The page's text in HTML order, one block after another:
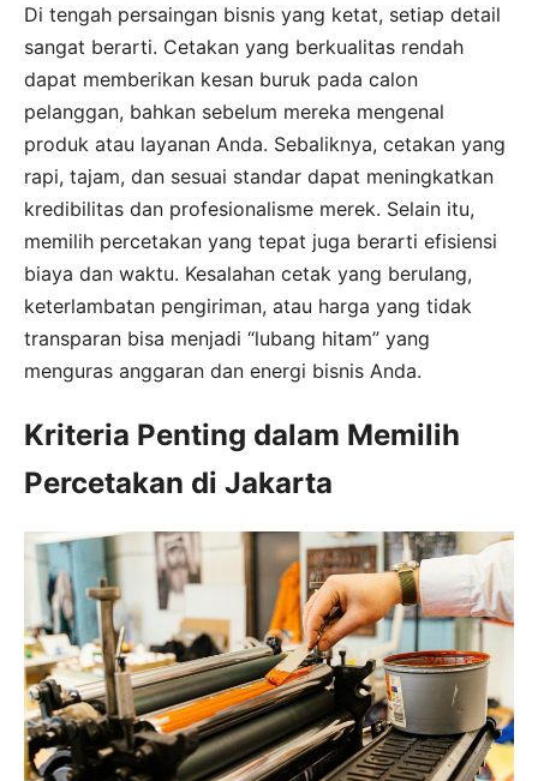
Di tengah persaingan bisnis yang ketat, setiap detail
sangat berarti. Cetakan yang berkualitas rendah
dapat memberikan kesan buruk pada calon
pelanggan, bahkan sebelum mereka mengenal
produk atau layanan Anda. Sebaliknya, cetakan yang
rapi, tajam, dan sesuai standar dapat meningkatkan
kredibilitas dan profesionalisme merek. Selain itu,
memilih percetakan yang tepat juga berarti efisiensi
biaya dan waktu. Kesalahan cetak yang berulang,
keterlambatan pengiriman, atau harga yang tidak
transparan bisa menjadi “lubang hitam” yang
menguras anggaran dan energi bisnis Anda.
Kriteria Penting dalam Memilih
Percetakan di Jakarta